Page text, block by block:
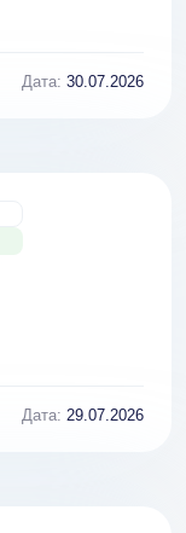
Дата: 30.07.2026
Дата: 29.07.2026